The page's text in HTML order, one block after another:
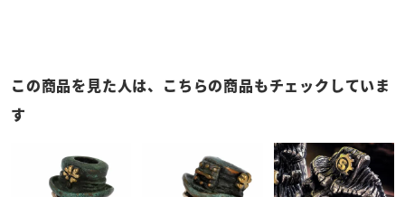
この商品を見た人は、こちらの商品もチェックしていま
す